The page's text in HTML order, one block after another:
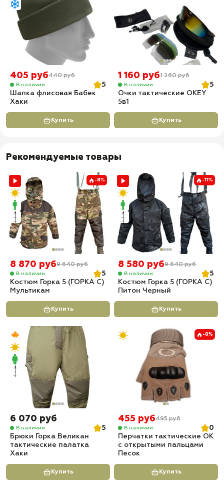
405 руб440 руб
В наличии
5
Шапка флисовая Бабек
Хаки
Купить
1 160 руб1 260 руб
В наличии
5
Очки тактические OKEY
5в1
Купить
Рекомендуемые товары
-8%
8 870 руб9 640 руб
В наличии
5
Костюм Горка 5 (ГОРКА С)
Мультикам
Купить
-11%
8 580 руб9 640 руб
В наличии
5
Костюм Горка 5 (ГОРКА С)
Питон Черный
Купить
6 070 руб
В наличии
5
Брюки Горка Великан
тактические палатка
Хаки
Купить
-8%
455 руб495 руб
В наличии
0
Перчатки тактические OK
с открытыми пальцами
Песок
Купить